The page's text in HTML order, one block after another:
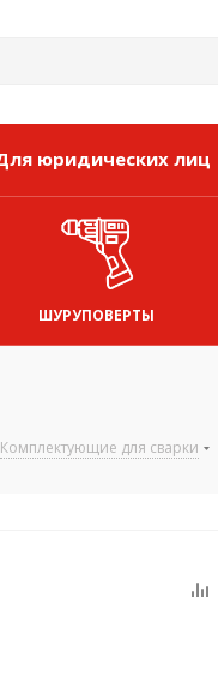
юридических лиц
ШУРУПОВЕРТЫ
Комплектующие для сварки